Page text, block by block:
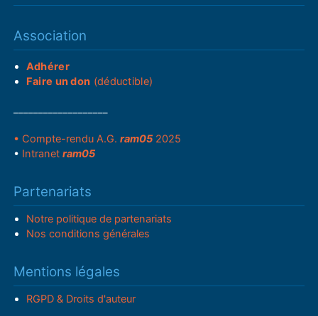
Association
Adhérer
Faire un don (déductible)
• Compte-rendu A.G.ram05 2025
• Intranetram05
Partenariats
Notre politique de partenariats
Nos conditions générales
Mentions légales
RGPD & Droits d'auteur